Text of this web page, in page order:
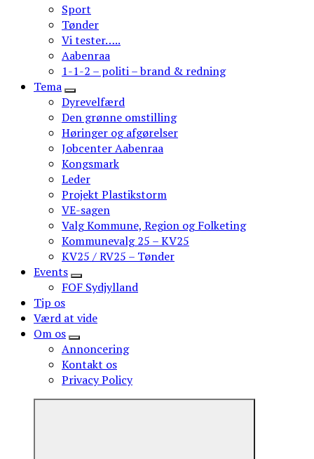
Sport
Tønder
Vi tester…..
Aabenraa
1-1-2 – politi – brand & redning
Tema
Dyrevelfærd
Den grønne omstilling
Høringer og afgørelser
Jobcenter Aabenraa
Kongsmark
Leder
Projekt Plastikstorm
VE-sagen
Valg Kommune, Region og Folketing
Kommunevalg 25 – KV25
KV25 / RV25 – Tønder
Events
FOF Sydjylland
Tip os
Værd at vide
Om os
Annoncering
Kontakt os
Privacy Policy